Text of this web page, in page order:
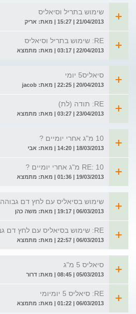
שימוש בתריל וסיאליס
21/04/2013 | 15:27 | מאת: אריק
RE: שימוש בתריל וסיאליס
22/04/2013 | 03:17 | מאת: מתמצא
סיאליס5 יומי
20/04/2013 | 22:25 | מאת: jacob
RE: תודה (לת)
23/04/2013 | 03:27 | מאת: מתמצא
10 מ"ג אחרי יומיים ?
18/03/2013 | 14:20 | מאת: אבי
RE: 10 מ"ג אחרי יומיים ?
19/03/2013 | 01:36 | מאת: מתמצא
שימוש בסיאליס עם לחץ דם גבוהה
06/03/2013 | 19:17 | מאת: משה כהן
RE: שימוש בסיאליס עם לחץ דם גבוהה
06/03/2013 | 22:57 | מאת: מתמצא
סיאליס 5 מ"ג
05/03/2013 | 08:45 | מאת: דרור
RE: סיאליס 5 יומיומי
06/03/2013 | 01:22 | מאת: מתמצא